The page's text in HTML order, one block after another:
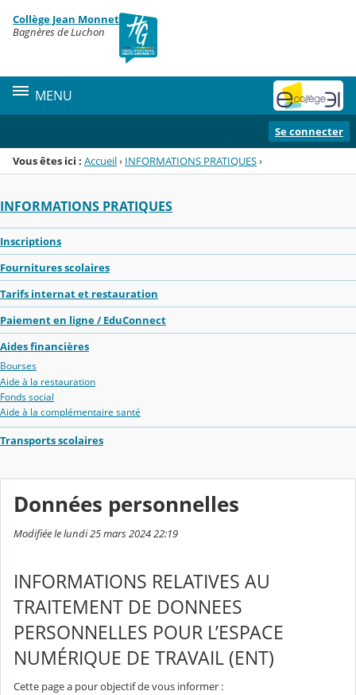
Menu de la rubrique
Contenu
Collège Jean Monnet
Bagnères de Luchon
MENU
Se connecter
Vous êtes ici : Accueil› INFORMATIONS PRATIQUES›
INFORMATIONS PRATIQUES
Inscriptions
Fournitures scolaires
Tarifs internat et restauration
Paiement en ligne / EduConnect
Aides financières
Bourses
Aide à la restauration
Fonds social
Aide à la complémentaire santé
Transports scolaires
Données personnelles
Modifiée le lundi 25 mars 2024 22:19
INFORMATIONS RELATIVES AU
TRAITEMENT DE DONNEES
PERSONNELLES POUR L’ESPACE
NUMÉRIQUE DE TRAVAIL (ENT)
Cette page a pour objectif de vous informer :